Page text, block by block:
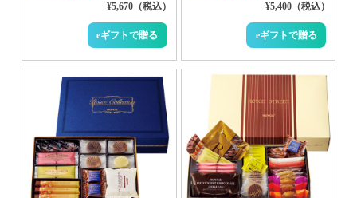
¥5,670（税込） ¥5,400（税込）